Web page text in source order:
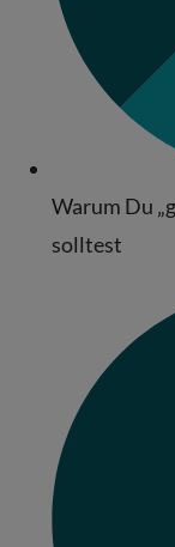
Warum Du
solltest